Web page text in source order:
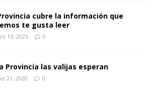
cubre la información que
te gusta leer
13, 2025 0
Provincia las valijas esperan
21, 2020 0